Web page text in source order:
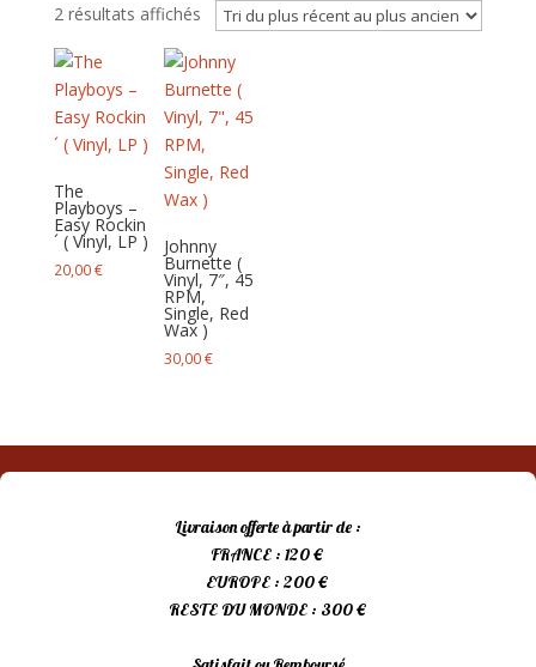
2 résultats affichésTrié
plus
récent
au
plus
ancien
The
Playboys –
Easy Rockin
´ ( Vinyl, LP )
20,00€
Johnny
Burnette (
Vinyl, 7″, 45
RPM,
Single, Red
Wax )
30,00€
Livraison offerte à partir de :
FRANCE : 120 €
EUROPE : 200 €
RESTE DU MONDE : 300 €